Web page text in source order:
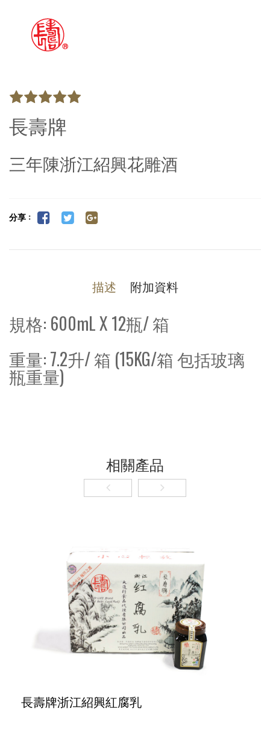
長壽牌
三年陳浙江紹興花雕酒
分享 :
描述 附加資料
規格: 600mL X 12瓶/ 箱
重量: 7.2升/ 箱 (15KG/箱 包括玻璃
瓶重量)
相關產品
長壽牌浙江紹興紅腐乳